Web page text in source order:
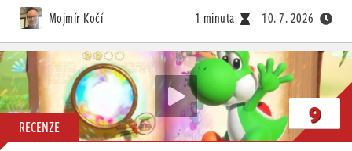
Mojmír Kočí 1 minuta 10. 7. 2026
RECENZE 9